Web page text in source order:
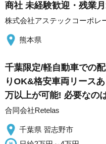
商社 未経験歓迎・残業
株式会社アステックコーポレ
熊本県
千葉限定/軽自動車での
りOK&格安車両リース
万以上が可能! 必要なの
合同会社Retelas
千葉県 習志野市